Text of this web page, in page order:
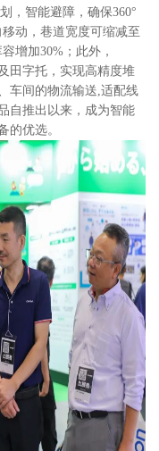
，智能避障，确保360°
动，巷道宽度可缩减至
增加30%；此外，
田字托，实现高精度堆
车间的物流输送,适配线
自推出以来，成为智能
的优选。